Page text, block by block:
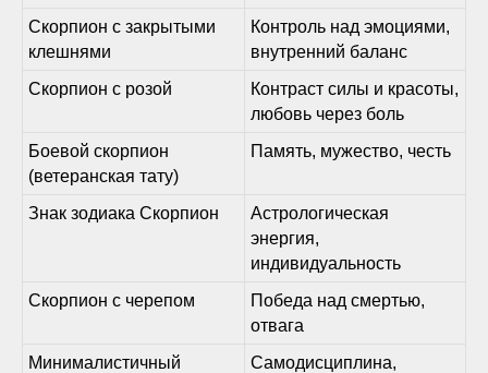
Скорпион с закрытыми
клешнями
Контроль над эмоциями,
внутренний баланс
Скорпион с розой
Контраст силы и красоты,
любовь через боль
Боевой скорпион
(ветеранская тату)
Память, мужество, честь
Знак зодиака Скорпион
Астрологическая
энергия,
индивидуальность
Скорпион с черепом
Победа над смертью,
отвага
Минималистичный
Самодисциплина,